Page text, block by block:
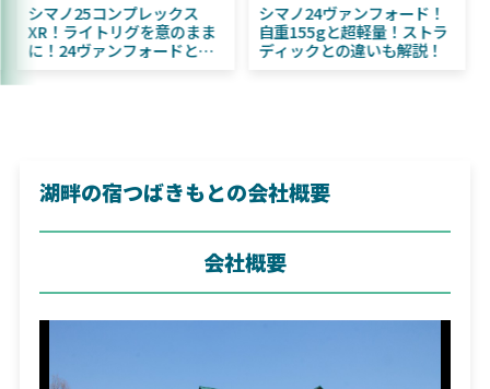
年11月発売予定！
ふく魚／ちびふく魚
ッグベイト初心者にお
シマノ25コンプレックス
XR！ライトリグを意のまま
に！24ヴァンフォードとの
自重
湖畔の宿つばきもとの会社概要
会社概要